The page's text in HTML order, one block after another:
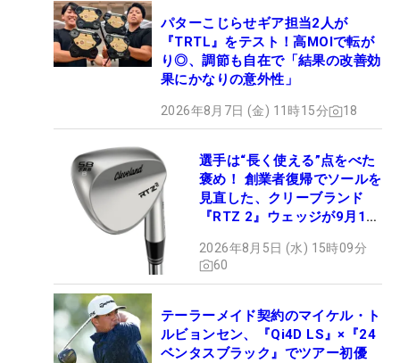
パターこじらせギア担当2人が
『TRTL』をテスト！高MOIで転が
り◎、調節も自在で「結果の改善効
果にかなりの意外性」
2026年8月7日 (金) 11時15分 18
選手は“長く使える”点をべた
褒め！ 創業者復帰でソールを
見直した、クリーブランド
『RTZ 2』ウェッジが9月12
2026年8月5日 (水) 15時09分
60
テーラーメイド契約のマイケル・ト
ルビョンセン、『Qi4D LS』×『24
ベンタスブラック』でツアー初優